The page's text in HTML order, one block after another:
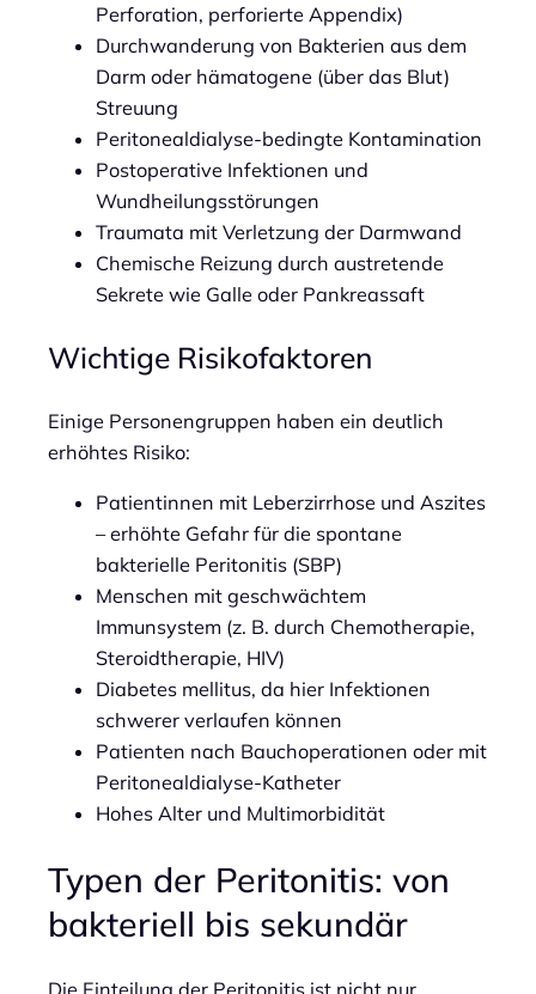
Perforation, perforierte Appendix)
Durchwanderung von Bakterien aus dem
Darm oder hämatogene (über das Blut)
Streuung
Peritonealdialyse-bedingte Kontamination
Postoperative Infektionen und
Wundheilungsstörungen
Traumata mit Verletzung der Darmwand
Chemische Reizung durch austretende
Sekrete wie Galle oder Pankreassaft
Wichtige Risikofaktoren
Einige Personengruppen haben ein deutlich
erhöhtes Risiko:
Patientinnen mit Leberzirrhose und Aszites
– erhöhte Gefahr für die spontane
bakterielle Peritonitis (SBP)
Menschen mit geschwächtem
Immunsystem (z. B. durch Chemotherapie,
Steroidtherapie, HIV)
Diabetes mellitus, da hier Infektionen
schwerer verlaufen können
Patienten nach Bauchoperationen oder mit
Peritonealdialyse-Katheter
Hohes Alter und Multimorbidität
Typen der Peritonitis: von
bakteriell bis sekundär